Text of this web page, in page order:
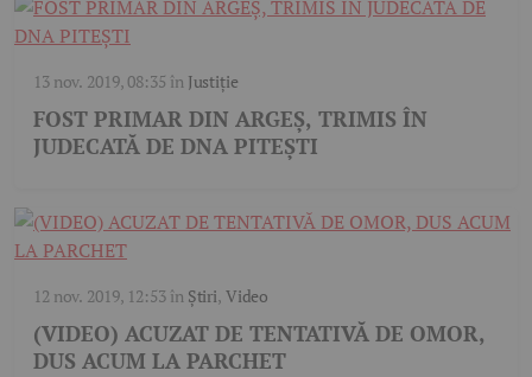
13 nov. 2019, 08:35 în Justiție
FOST PRIMAR DIN ARGEȘ, TRIMIS ÎN
JUDECATĂ DE DNA PITEȘTI
12 nov. 2019, 12:53în Știri, Video
(VIDEO) ACUZAT DE TENTATIVĂ DE OMOR,
DUS ACUM LA PARCHET